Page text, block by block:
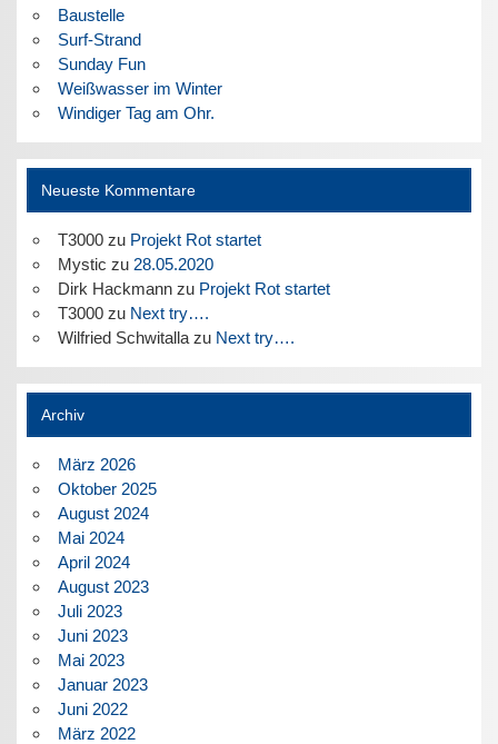
Baustelle
Surf-Strand
Sunday Fun
Weißwasser im Winter
Windiger Tag am Ohr.
Neueste Kommentare
T3000zu Projekt Rot startet
Mystic zu 28.05.2020
Dirk Hackmannzu Projekt Rot startet
T3000zu Next try….
Wilfried Schwitallazu Next try….
Archiv
März 2026
Oktober 2025
August 2024
Mai 2024
April 2024
August 2023
Juli 2023
Juni 2023
Mai 2023
Januar 2023
Juni 2022
März 2022